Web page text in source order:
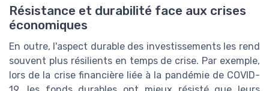
Résistance et durabilité face aux crises
économiques
En outre, l'aspect durable des investissements les rend
souvent plus résilients en temps de crise. Par exemple,
lors de la crise financière liée à la pandémie de COVID-